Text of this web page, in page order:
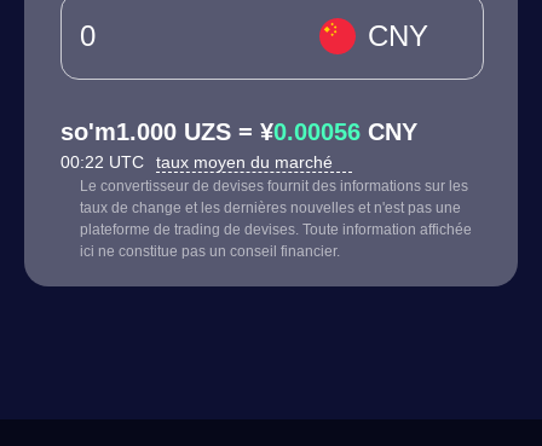
CNY
so'm1.000 UZS = ¥0.00056 CNY
00:22 UTC taux moyen du marché
Le convertisseur de devises fournit des informations sur les
taux de change et les dernières nouvelles et n'est pas une
plateforme de trading de devises. Toute information affichée
ici ne constitue pas un conseil financier.